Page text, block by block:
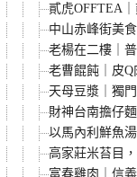
貳虎OFFTEA
中山赤峰街美
老楊在二樓｜
老曹餛飩｜皮Q
天母豆漿｜獨
財神台南擔仔
以馬內利鮮魚
高家莊米苔目
富春雞肉｜信